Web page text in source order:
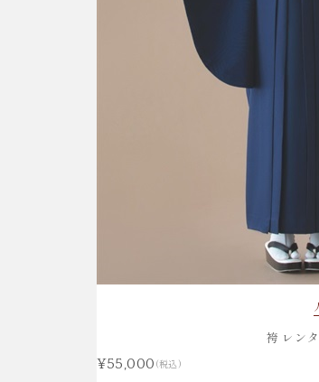
袴 レン
¥55,000 (税込)